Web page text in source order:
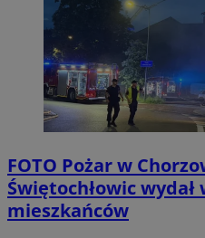
FOTO Pożar w
Świętochłowic
mieszkańców